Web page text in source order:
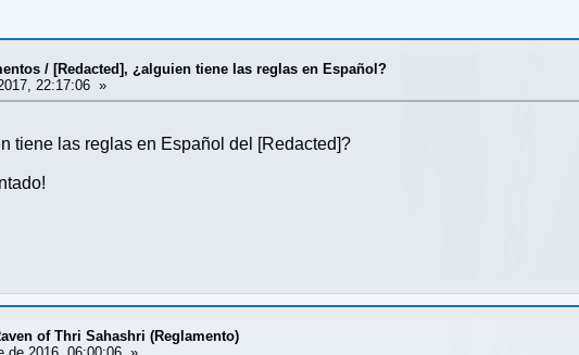
/ [Redacted], ¿alguien tiene las reglas en Español?
22:17:06 »
tiene las reglas en Español del [Redacted]?
of Thri Sahashri (Reglamento)